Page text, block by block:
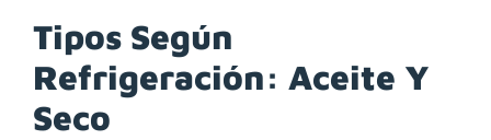
Tipos Según
Refrigeración: Aceite Y
Seco